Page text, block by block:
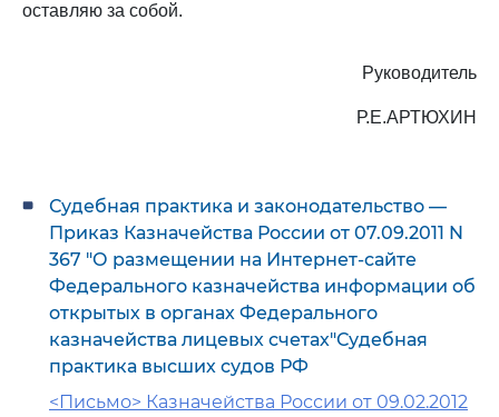
оставляю за собой.
Руководитель
Р.Е.АРТЮХИН
Судебная практика и законодательство —
Приказ Казначейства России от 07.09.2011 N
367 "О размещении на Интернет-сайте
Федерального казначейства информации об
открытых в органах Федерального
казначейства лицевых счетах"Судебная
практика высших судов РФ
<Письмо> Казначейства России от 09.02.2012